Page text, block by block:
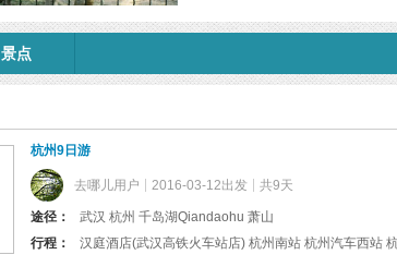
苑等五大展区20个动物馆舍，面
园”等22个商业游乐设施，面积18
景点
杭州9日游
去哪儿用户 2016-03-12出发 共9天
途径：
武汉 杭州 千岛湖Qiandaohu 萧山
行程：